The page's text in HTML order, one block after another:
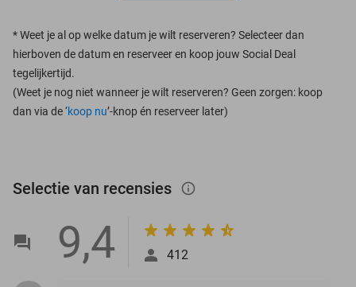
*Weet je al op welke datum je wilt reserveren? Selecteer dan
hierboven de datum en reserveer en koop jouw Social Deal
tegelijkertijd.
(Weet je nog niet wanneer je wilt reserveren? Geen zorgen: koop
dan via de ‘koop nu’-knop én reserveer later)
Selectie van recensies info_outlined
9,4 412